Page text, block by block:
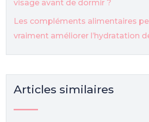
visage avant de dormir ?
Les compléments alimentaires
vraiment améliorer l’hydratation
Articles similaires